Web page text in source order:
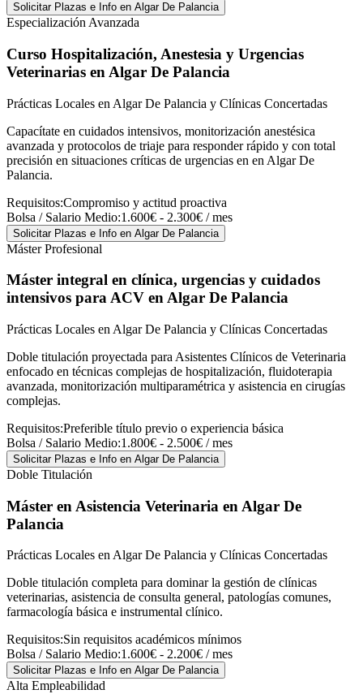
Solicitar Plazas e Info en Algar De Palancia
Especialización Avanzada
Curso Hospitalización, Anestesia y Urgencias
Veterinarias en Algar De Palancia
Prácticas Locales en Algar De Palancia y Clínicas Concertadas
Capacítate en cuidados intensivos, monitorización anestésica
avanzada y protocolos de triaje para responder rápido y con total
precisión en situaciones críticas de urgencias en en Algar De
Palancia.
Requisitos:Compromiso y actitud proactiva
Bolsa / Salario Medio:1.600€ - 2.300€ / mes
Solicitar Plazas e Info en Algar De Palancia
Máster Profesional
Máster integral en clínica, urgencias y cuidados
intensivos para ACV en Algar De Palancia
Prácticas Locales en Algar De Palancia y Clínicas Concertadas
Doble titulación proyectada para Asistentes Clínicos de Veterinaria
enfocado en técnicas complejas de hospitalización, fluidoterapia
avanzada, monitorización multiparamétrica y asistencia en cirugías
complejas.
Requisitos:Preferible título previo o experiencia básica
Bolsa / Salario Medio:1.800€ - 2.500€ / mes
Solicitar Plazas e Info en Algar De Palancia
Doble Titulación
Máster en Asistencia Veterinaria en Algar De
Palancia
Prácticas Locales en Algar De Palancia y Clínicas Concertadas
Doble titulación completa para dominar la gestión de clínicas
veterinarias, asistencia de consulta general, patologías comunes,
farmacología básica e instrumental clínico.
Requisitos:Sin requisitos académicos mínimos
Bolsa / Salario Medio:1.600€ - 2.200€ / mes
Solicitar Plazas e Info en Algar De Palancia
Alta Empleabilidad